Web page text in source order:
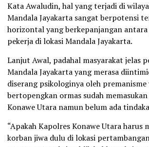
Kata Awaludin, hal yang terjadi di
Mandala Jayakarta sangat berpotensi
horizontal yang berkepanjangan
pekerja di lokasi Mandala Jayakarta.
Lanjut Awal, padahal masyarakat jelas
Mandala Jayakarta yang merasa
diserang psikologinya oleh premanisme
bertopengkan ormas sudah
Konawe Utara namun belum ada
“Apakah Kapolres Konawe Utara harus
korban jiwa dulu di lokasi